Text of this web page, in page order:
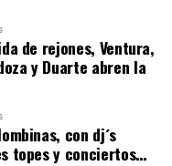
2026
de rejones, Ventura,
y Duarte abren la
con dj´s
topes y conciertos…